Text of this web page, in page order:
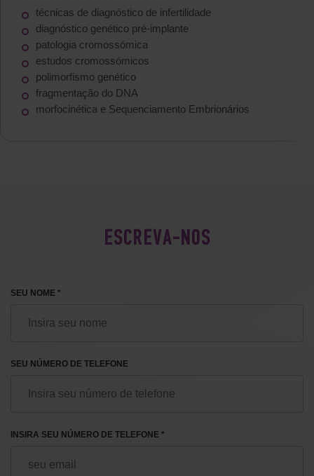
técnicas de diagnóstico de infertilidade
diagnóstico genético pré-implante
patologia cromossómica
estudos cromossómicos
polimorfismo genético
fragmentação do DNA
morfocinética e Sequenciamento Embrionários
ESCREVA-NOS
SEU NOME *
SEU NÚMERO DE TELEFONE
INSIRA SEU NÚMERO DE TELEFONE *